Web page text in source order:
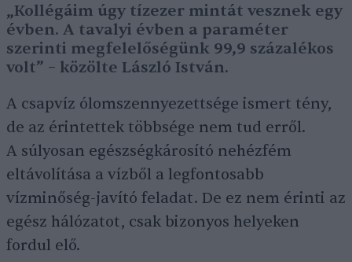
„Kollégáim úgy tízezer mintát vesznek egy
évben. A tavalyi évben a paraméter
szerinti megfelelőségünk 99,9 százalékos
volt” – közölte László István.
A csapvíz ólomszennyezettsége ismert tény,
de az érintettek többsége nem tud erről.
A súlyosan egészségkárosító nehézfém
eltávolítása a vízből a legfontosabb
vízminőség-javító feladat. De ez nem érinti az
egész hálózatot, csak bizonyos helyeken
fordul elő.